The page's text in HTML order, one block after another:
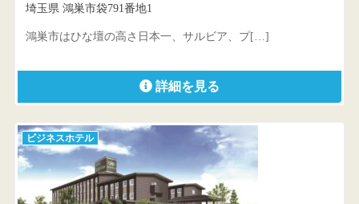
埼玉県 鴻巣市袋791番地1
鴻巣市はひな壇の高さ日本一、サルビア、プ[…]
詳細を見る
ビジネスホテル